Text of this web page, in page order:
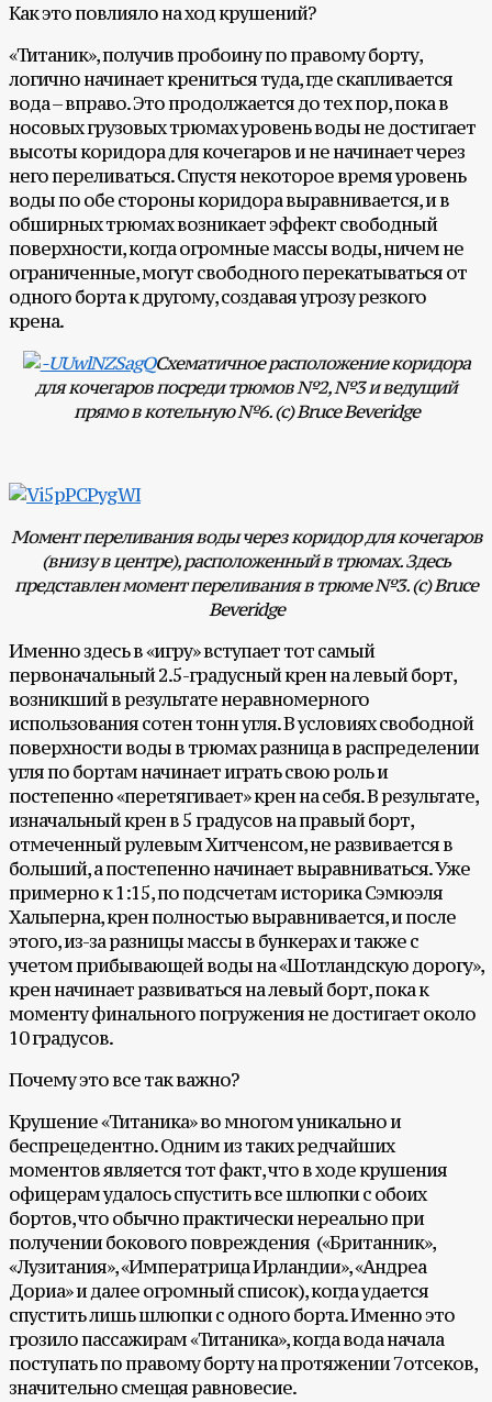
Как это повлияло на ход крушений?
«Титаник», получив пробоину по правому борту,
логично начинает крениться туда, где скапливается
вода – вправо. Это продолжается до тех пор, пока в
носовых грузовых трюмах уровень воды не достигает
высоты коридора для кочегаров и не начинает через
него переливаться. Спустя некоторое время уровень
воды по обе стороны коридора выравнивается, и в
обширных трюмах возникает эффект свободный
поверхности, когда огромные массы воды, ничем не
ограниченные, могут свободного перекатываться от
одного борта к другому, создавая угрозу резкого
крена.
Схематичное расположение коридора
для кочегаров посреди трюмов №2, №3 и ведущий
прямо в котельную №6. (с) Bruce Beveridge
Момент переливания воды через коридор для кочегаров
(внизу в центре), расположенный в трюмах. Здесь
представлен момент переливания в трюме №3. (c) Bruce
Beveridge
Именно здесь в «игру» вступает тот самый
первоначальный 2.5-градусный крен на левый борт,
возникший в результате неравномерного
использования сотен тонн угля. В условиях свободной
поверхности воды в трюмах разница в распределении
угля по бортам начинает играть свою роль и
постепенно «перетягивает» крен на себя. В результате,
изначальный крен в 5 градусов на правый борт,
отмеченный рулевым Хитченсом, не развивается в
больший, а постепенно начинает выравниваться. Уже
примерно к 1:15, по подсчетам историка Сэмюэля
Хальперна, крен полностью выравнивается, и после
этого, из-за разницы массы в бункерах и также с
учетом прибывающей воды на «Шотландскую дорогу»,
крен начинает развиваться на левый борт, пока к
моменту финального погружения не достигает около
10 градусов.
Почему это все так важно?
Крушение «Титаника» во многом уникально и
беспрецедентно. Одним из таких редчайших
моментов является тот факт, что в ходе крушения
офицерам удалось спустить все шлюпки с обоих
бортов, что обычно практически нереально при
получении бокового повреждения («Британник»,
«Лузитания», «Императрица Ирландии», «Андреа
Дориа» и далее огромный список), когда удается
спустить лишь шлюпки с одного борта. Именно это
грозило пассажирам «Титаника», когда вода начала
поступать по правому борту на протяжении 7отсеков,
значительно смещая равновесие.